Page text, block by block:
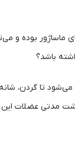
ماساژور بوده و
باشد؟
می‌شود تا گردن،
گذشت مدتی عضلات